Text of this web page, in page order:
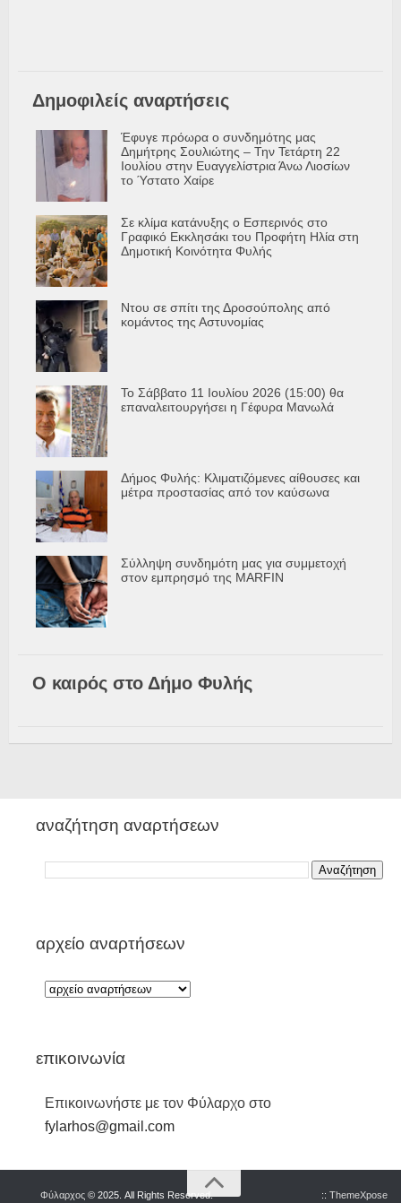
Δημοφιλείς αναρτήσεις
Έφυγε πρόωρα ο συνδημότης μας
Δημήτρης Σουλιώτης – Την Τετάρτη 22
Ιουλίου στην Ευαγγελίστρια Άνω Λιοσίων
το Ύστατο Χαίρε
Σε κλίμα κατάνυξης ο Εσπερινός στο
Γραφικό Εκκλησάκι του Προφήτη Ηλία στη
Δημοτική Κοινότητα Φυλής
Ντου σε σπίτι της Δροσούπολης από
κομάντος της Αστυνομίας
Το Σάββατο 11 Ιουλίου 2026 (15:00) θα
επαναλειτουργήσει η Γέφυρα Μανωλά
Δήμος Φυλής: Κλιματιζόμενες αίθουσες και
μέτρα προστασίας από τον καύσωνα
Σύλληψη συνδημότη μας για συμμετοχή
στον εμπρησμό της MARFIN
Ο καιρός στο Δήμο Φυλής
αναζήτηση αναρτήσεων
αρχείο αναρτήσεων
επικοινωνία
Επικοινωνήστε με τον Φύλαρχο στο
fylarhos@gmail.com
Φύλαρχος © 2025. All Rights Reserved. :: ThemeXpose